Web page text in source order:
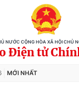
NƯỚC CỘNG HÒA XÃ HỘI CHỦ
Điện tử
MỚI NHẤT